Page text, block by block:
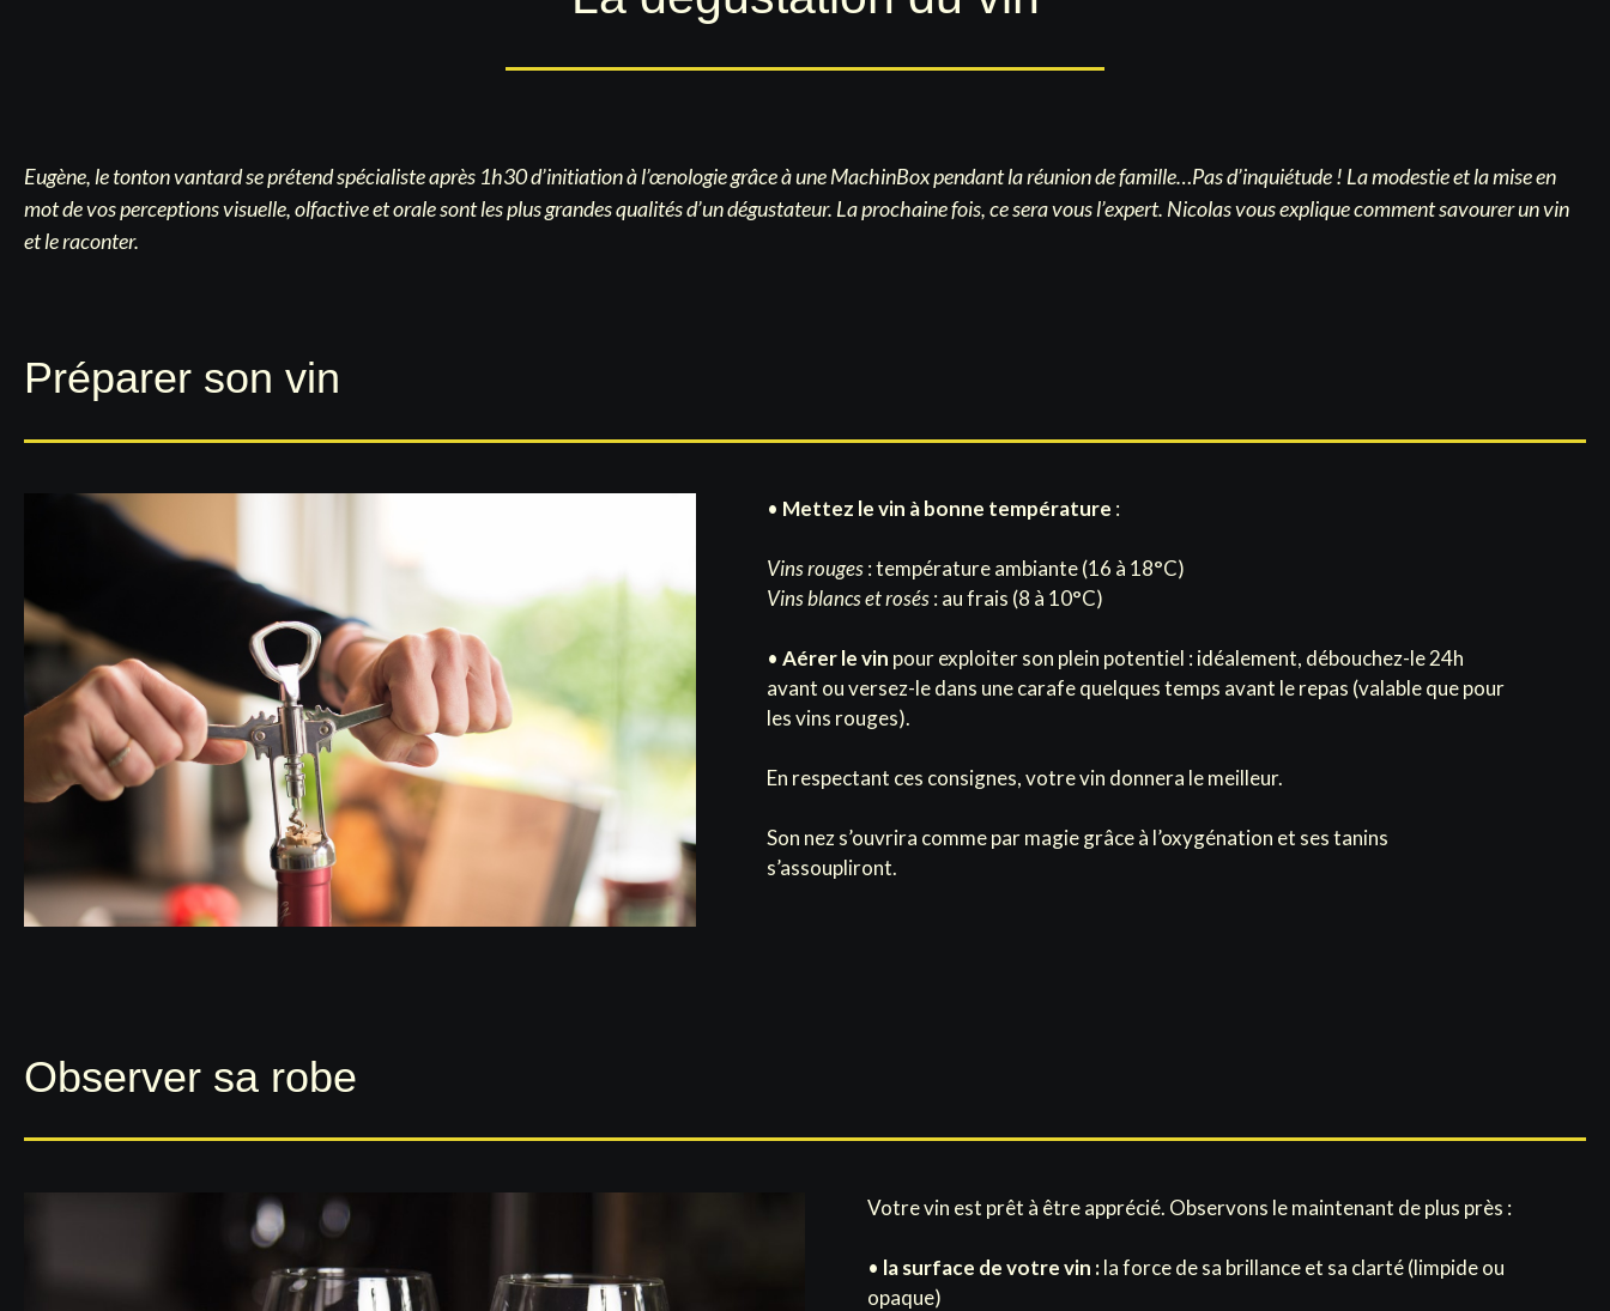
Eugène, le tonton vantard se prétend spécialiste après 1h30 d’initiation à l’œnologie grâce à une MachinBox pendant la réunion de famille…Pas d’inquiétude ! La modestie et la mise en
mot de vos perceptions visuelle, olfactive et orale sont les plus grandes qualités d’un dégustateur. La prochaine fois, ce sera vous l’expert. Nicolas vous explique comment savourer un vin
et le raconter.
Préparer son vin
• Mettez le vin à bonne température :
Vins rouges: température ambiante (16 à 18°C)
Vins blancs et rosés: au frais (8 à 10°C)
•Aérer le vin pour exploiter son plein potentiel : idéalement, débouchez-le 24h
avant ou versez-le dans une carafe quelques temps avant le repas (valable que pour
les vins rouges).
En respectant ces consignes, votre vin donnera le meilleur.
Son nez s’ouvrira comme par magie grâce à l’oxygénation et ses tanins
s’assoupliront.
Observer sa robe
Votre vin est prêt à être apprécié. Observons le maintenant de plus près :
• la surface de votre vin :la force de sa brillance et sa clarté (limpide ou
opaque)